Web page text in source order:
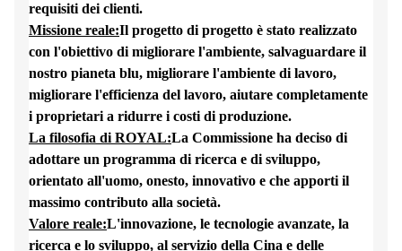
requisiti dei clienti.
Missione reale:Il progetto di progetto è stato realizzato
con l'obiettivo di migliorare l'ambiente, salvaguardare il
nostro pianeta blu, migliorare l'ambiente di lavoro,
migliorare l'efficienza del lavoro, aiutare completamente
i proprietari a ridurre i costi di produzione.
La filosofia di ROYAL:La Commissione ha deciso di
adottare un programma di ricerca e di sviluppo,
orientato all'uomo, onesto, innovativo e che apporti il
massimo contributo alla società.
Valore reale:L'innovazione, le tecnologie avanzate, la
ricerca e lo sviluppo, al servizio della Cina e delle